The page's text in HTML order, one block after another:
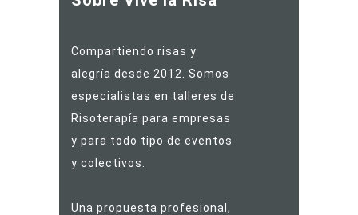
Compartiendo risas y
alegría desde 2012. Somos
especialistas en talleres de
Risoterapía para empresas
y para todo tipo de eventos
y colectivos.
Una propuesta profesional,